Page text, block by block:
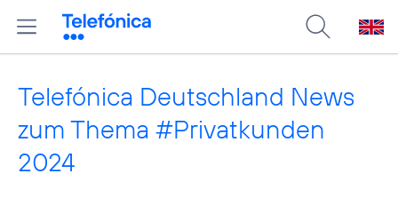
Telefónica Deutschland News
zum Thema #Privatkunden
2024